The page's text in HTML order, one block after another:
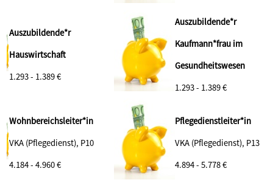
Auszubildende*r
Hauswirtschaft
1.293 - 1.389 €
Auszubildende*r
Kaufmann*frau im
Gesundheitswesen
1.293 - 1.389 €
Wohnbereichsleiter*in
VKA (Pflegedienst), P10
4.184 - 4.960 €
Pflegedienstleiter*in
VKA (Pflegedienst), P13
4.894 - 5.778 €